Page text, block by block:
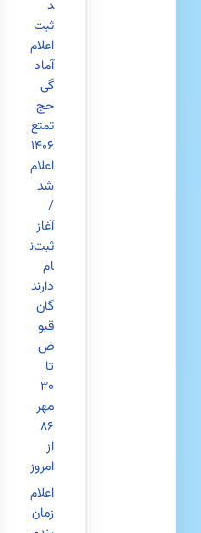
د
ثبت
اعلام
آماد
گی
حج
تمتع
۱۴۰۶
اعلام
شد
/
آغاز
ثبت‌ن
ام
دارند
گان
قبو
ض
تا
۳۰
مهر
۸۶
از
امروز
اعلام
زمان‌